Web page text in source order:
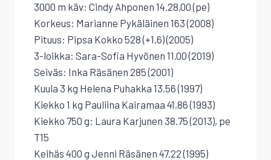
3000 m käv: Cindy Ahponen 14.28,00 (pe)
Korkeus: Marianne Pykäläinen 163 (2008)
Pituus: Pipsa Kokko 528 (+1,6) (2005)
3-loikka: Sara-Sofia Hyvönen 11.00 (2019)
Seiväs: Inka Räsänen 285 (2001)
Kuula 3 kg Helena Puhakka 13.56 (1997)
Kiekko 1 kg Pauliina Kairamaa 41.86 (1993)
Kiekko 750 g: Laura Karjunen 38.75 (2013), pe
T15
Keihäs 400 g Jenni Räsänen 47.22 (1995)